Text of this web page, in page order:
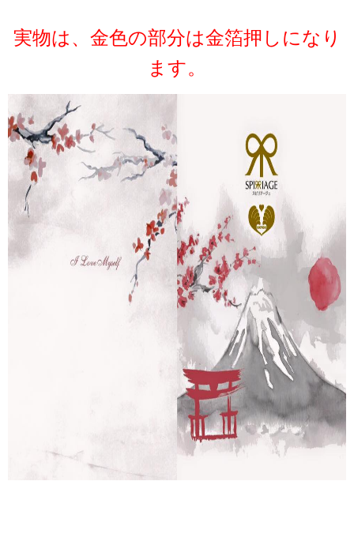
実物は、金色の部分は金箔押しになり
ます。